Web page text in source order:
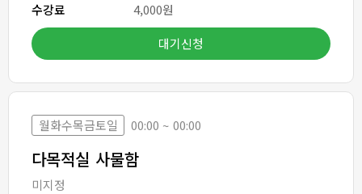
수강료
4,000원
대기신청
다목적실 사물함
월화수목금토일 00:00 ~ 00:00
미지정